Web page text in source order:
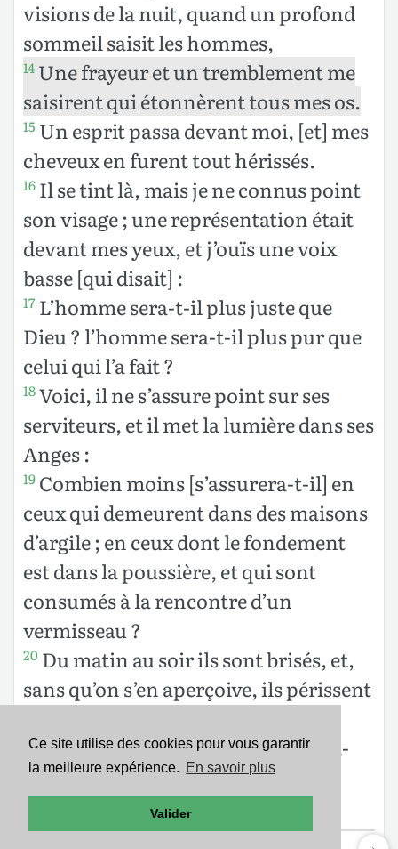
Ce site utilise des cookies pour vous garantir
la meilleure expérience. En savoir plus
Valider
visions de la nuit, quand un profond
sommeil saisit les hommes,
14 Une frayeur et un tremblement me
saisirent qui étonnèrent tous mes os.
15 Un esprit passa devant moi, [et] mes
cheveux en furent tout hérissés.
16 Il se tint là, mais je ne connus point
son visage ; une représentation était
devant mes yeux, et j’ouïs une voix
basse [qui disait] :
17 L’homme sera-t-il plus juste que
Dieu ? l’homme sera-t-il plus pur que
celui qui l’a fait ?
18Voici, il ne s’assure point sur ses
serviteurs, et il met la lumière dans ses
Anges :
19 Combien moins [s’assurera-t-il] en
ceux qui demeurent dans des maisons
d’argile ; en ceux dont le fondement
est dans la poussière, et qui sont
consumés à la rencontre d’un
vermisseau ?
20 Du matin au soir ils sont brisés, et,
sans qu’on s’en aperçoive, ils périssent
21L’excellence qui était en eux, n’a-t-
elle pas été emportée ? Ils meurent
sans être sages.